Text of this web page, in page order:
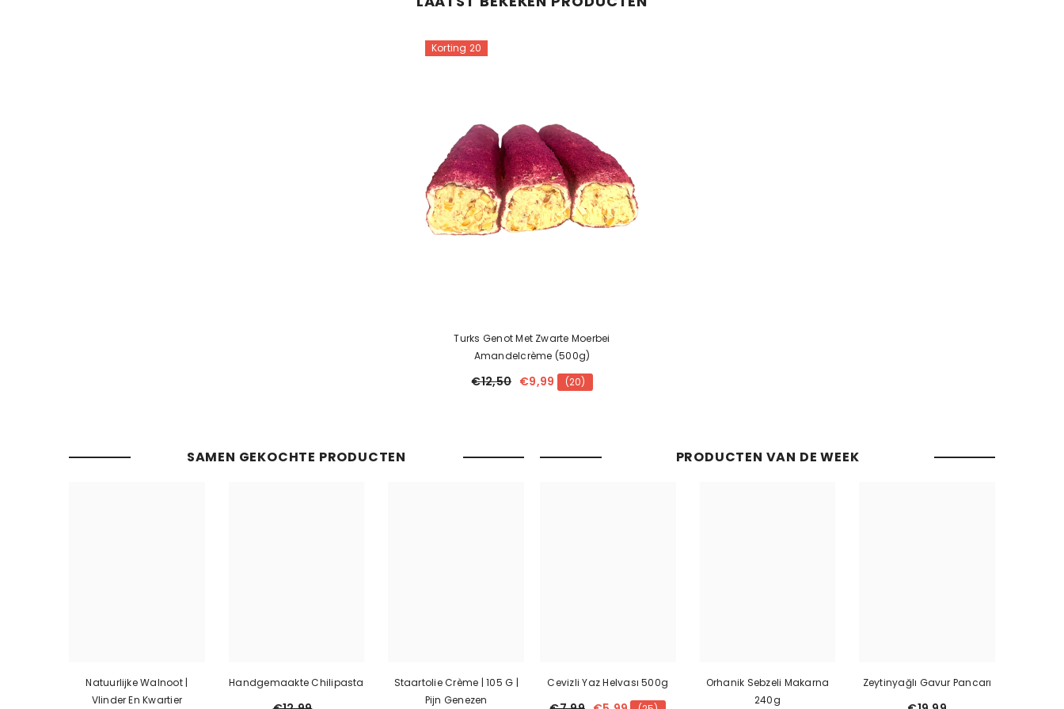
Korting 20
Turks Genot Met Zwarte Moerbei
Amandelcrème (500g)
€12,50 €9,99 (20)
SAMEN GEKOCHTE PRODUCTEN
Natuurlijke Walnoot |
Vlinder En Kwartier
Handgemaakte Chilipasta
Staartolie Crème | 105 G |
Pijn Genezen
PRODUCTEN VAN DE WEEK
Cevizli Yaz Helvası 500g
Orhanik Sebzeli Makarna
240g
Zeytinyağlı Gavur Pancarı